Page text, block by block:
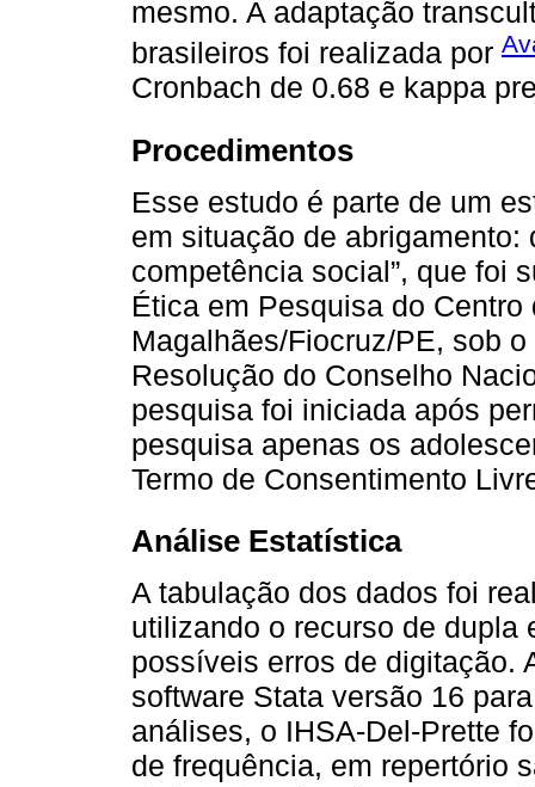
mesmo. A adaptação
brasileiros foi realizada por
Cronbach de 0.68 e kappa
Procedimentos
Esse estudo é parte de um
em situação de
competência social”, que foi
Ética em Pesquisa do
Magalhães/Fiocruz/PE, sob
Resolução do Conselho
pesquisa foi iniciada após
pesquisa apenas os
Termo de Consentimento
Análise Estatística
A tabulação dos dados foi
utilizando o recurso de dupla
possíveis erros de digitação.
software Stata versão 16
análises, o IHSA-Del-Prette
de frequência, em repertório